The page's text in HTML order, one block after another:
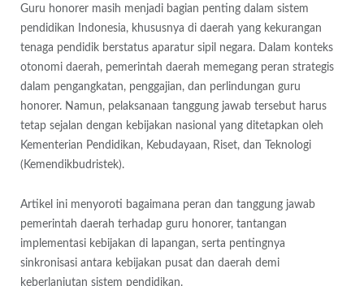
Guru honorer masih menjadi bagian penting dalam sistem
pendidikan Indonesia, khususnya di daerah yang kekurangan
tenaga pendidik berstatus aparatur sipil negara. Dalam konteks
otonomi daerah, pemerintah daerah memegang peran strategis
dalam pengangkatan, penggajian, dan perlindungan guru
honorer. Namun, pelaksanaan tanggung jawab tersebut harus
tetap sejalan dengan kebijakan nasional yang ditetapkan oleh
Kementerian Pendidikan, Kebudayaan, Riset, dan Teknologi
(Kemendikbudristek).
Artikel ini menyoroti bagaimana peran dan tanggung jawab
pemerintah daerah terhadap guru honorer, tantangan
implementasi kebijakan di lapangan, serta pentingnya
sinkronisasi antara kebijakan pusat dan daerah demi
keberlanjutan sistem pendidikan.